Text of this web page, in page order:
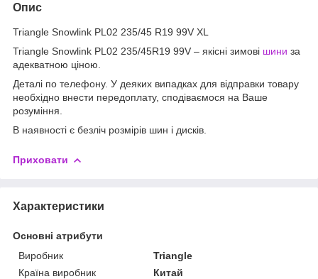
Опис
Triangle Snowlink PL02 235/45 R19 99V XL
Triangle Snowlink PL02 235/45R19 99V – якісні зимові шини за
адекватною ціною.
Деталі по телефону. У деяких випадках для відправки товару
необхідно внести передоплату, сподіваємося на Ваше
розуміння.
В наявності є безліч розмірів шин і дисків.
Приховати
Характеристики
Основні атрибути
Виробник
Triangle
Країна виробник
Китай